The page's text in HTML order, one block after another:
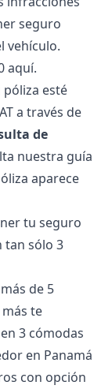
seguro
vehículo.
aquí.
esté
a través de
de
nuestra guía
aparece
tu seguro
tan sólo 3
de 5
te
3 cómodas
en Panamá
con opción